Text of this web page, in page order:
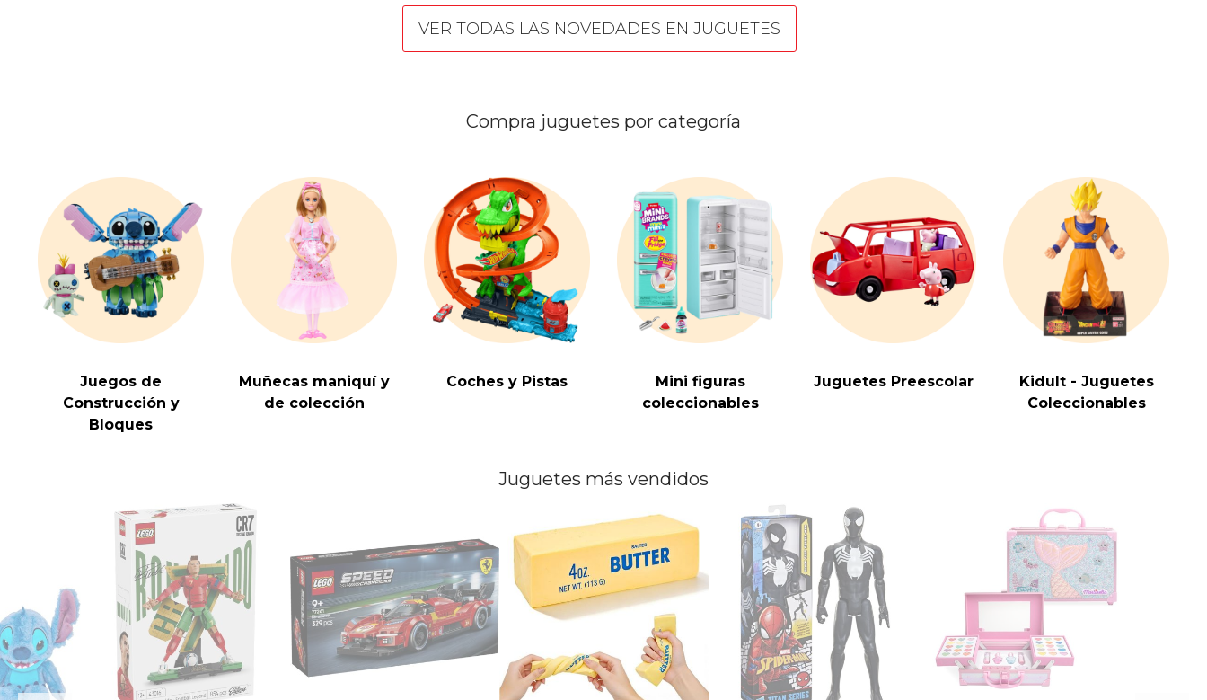
VER TODAS LAS NOVEDADES EN JUGUETES
Compra juguetes por categoría
Juegos de
Construcción y
Bloques
Muñecas maniquí y
de colección
Coches y Pistas
Mini figuras
coleccionables
Juguetes Preescolar
Kidult - Juguetes
Coleccionables
Juguetes más vendidos